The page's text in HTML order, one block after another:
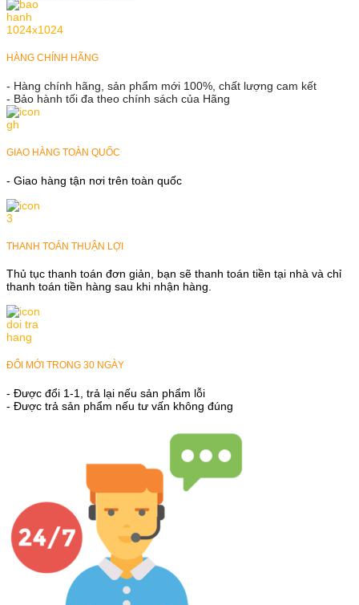
HÀNG CHÍNH HÃNG
- Hàng chính hãng, sản phẩm mới 100%, chất lượng cam kết
- Bảo hành tối đa theo chính sách của Hãng
GIAO HÀNG TOÀN QUỐC
- Giao hàng tận nơi trên toàn quốc
THANH TOÁN THUẬN LỢI
Thủ tục thanh toán đơn giản, bạn sẽ thanh toán tiền tại nhà và chỉ
thanh toán tiền hàng sau khi nhận hàng.
ĐỔI MỚI TRONG 30 NGÀY
- Được đổi 1-1, trả lại nếu sản phẩm lỗi
- Được trả sản phẩm nếu tư vấn không đúng